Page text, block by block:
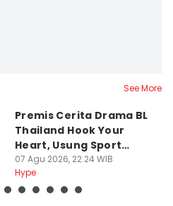
See More
Premis Cerita Drama BL
Thailand Hook Your
Heart, Usung Sport
Romance
07 Agu 2026, 22:24 WIB
Hype